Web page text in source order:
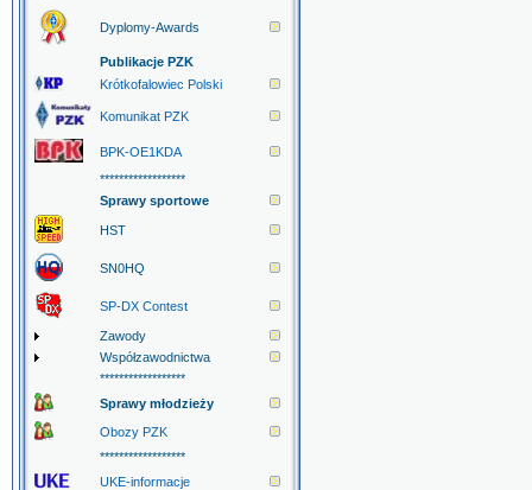
Dyplomy-Awards
Publikacje PZK
Krótkofalowiec Polski
Komunikat PZK
BPK-OE1KDA
******************
Sprawy sportowe
HST
SN0HQ
SP-DX Contest
Zawody
Współzawodnictwa
******************
Sprawy młodzieży
Obozy PZK
******************
UKE-informacje